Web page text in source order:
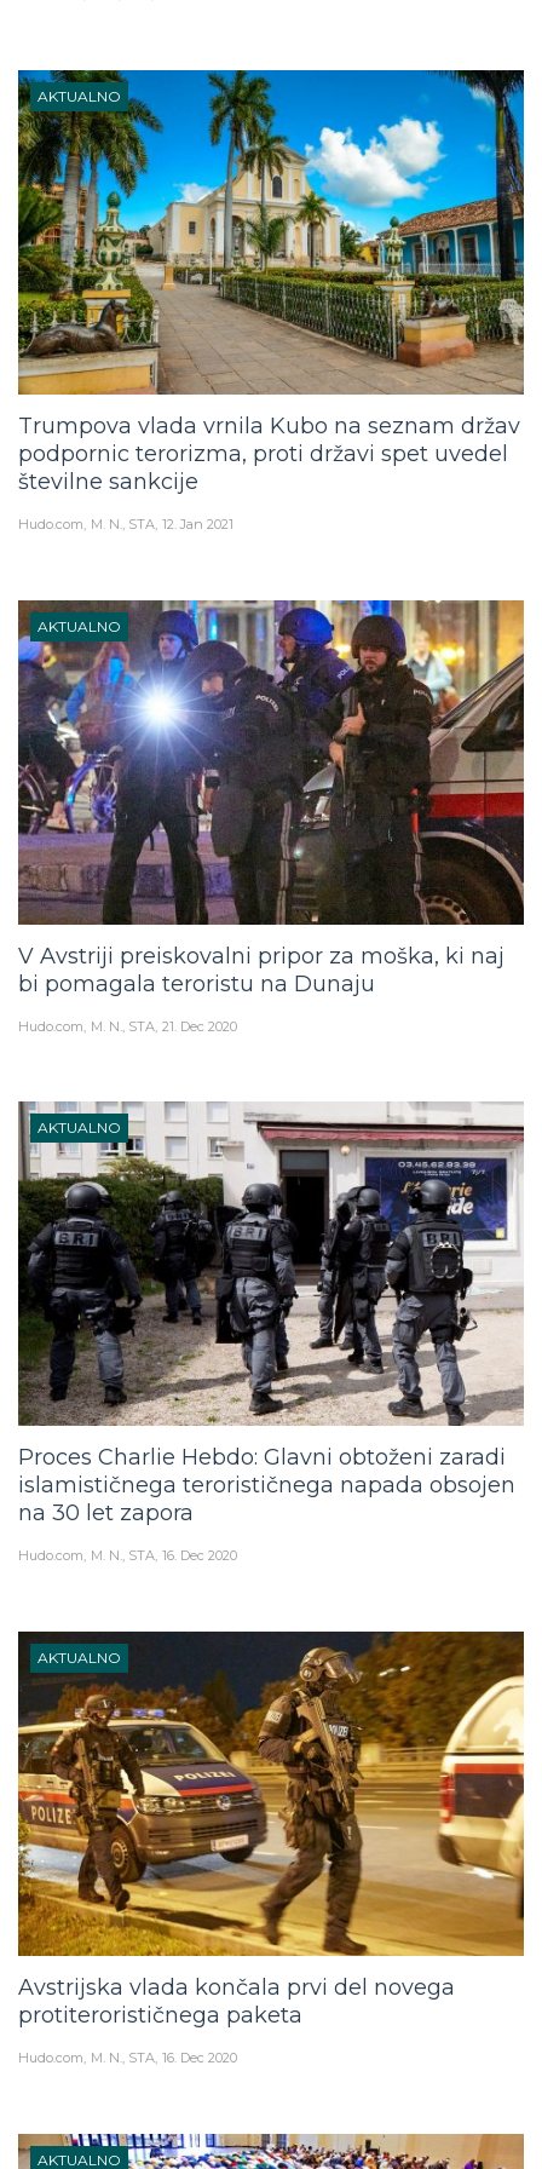
AKTUALNO
Trumpova vlada vrnila Kubo na seznam držav
podpornic terorizma, proti državi spet uvedel
številne sankcije
Hudo.com M. N., STA 12. Jan 2021
AKTUALNO
V Avstriji preiskovalni pripor za moška, ki naj
bi pomagala teroristu na Dunaju
Hudo.com M. N., STA 21. Dec 2020
AKTUALNO
Proces Charlie Hebdo: Glavni obtoženi zaradi
islamističnega terorističnega napada obsojen
na 30 let zapora
Hudo.com M. N., STA 16. Dec 2020
AKTUALNO
Avstrijska vlada končala prvi del novega
protiterorističnega paketa
Hudo.com M. N., STA 16. Dec 2020
AKTUALNO